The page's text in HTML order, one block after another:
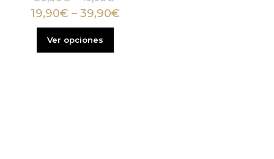
19,90€ –39,90€
Ver opciones